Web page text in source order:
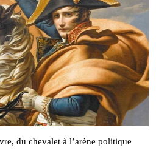
du chevalet à l’arène politique